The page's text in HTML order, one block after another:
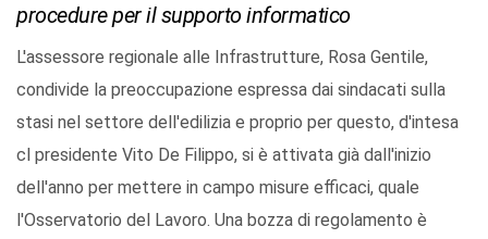
procedure per il supporto informatico
L'assessore regionale alle Infrastrutture, Rosa Gentile,
condivide la preoccupazione espressa dai sindacati sulla
stasi nel settore dell'edilizia e proprio per questo, d'intesa
cl presidente Vito De Filippo, si è attivata già dall'inizio
dell'anno per mettere in campo misure efficaci, quale
l'Osservatorio del Lavoro. Una bozza di regolamento è